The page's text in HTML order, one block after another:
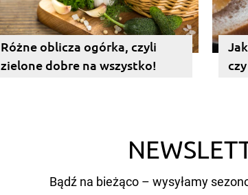
Różne oblicza ogórka, czyli
zielone dobre na wszystko!
Bądź na bieżąco – wysyłamy